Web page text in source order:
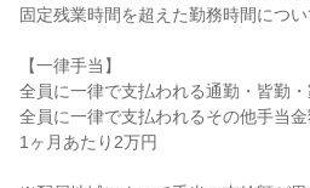
固定残業時間を超えた勤務時間につ
【一律手当】
全員に一律で支払われる通勤・皆勤
全員に一律で支払われるその他手当金
1ヶ月あたり2万円